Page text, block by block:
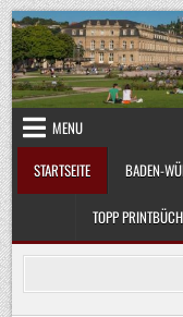
Skip
to
content
MENU
STARTSEITE
BADEN-
TOPP